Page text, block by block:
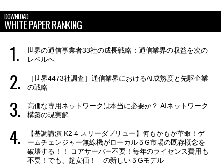
DOWNLOAD
WHITE PAPER RANKING
世界の通信事業者33社の成長戦略：通信業界の収益を次の
レベルへ
［世界4473社調査］通信業界におけるAI成熟度と先駆企業
の戦略
高価な専用ネットワークは本当に必要か？ AIネットワーク
構築の現実解
【基調講演 K2-4 スリーダブリュー】何もかもが革命！ゲ
ームチェンジャー無線機がローカル５G市場の既存概念を
破壊する！！ コアサーバー不要！毎年のライセンス費用も
不要！でも、超安価！ の新しい５Gモデル